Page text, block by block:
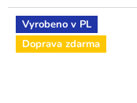
Vyrobeno v PL
Doprava zdarma